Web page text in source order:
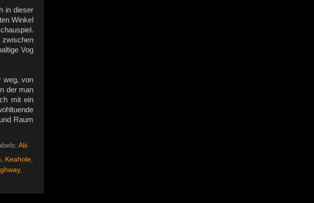
in dieser
Winkel
Vog
weg, von
der man
mit ein
Raum
Alii
, Keahole,
,